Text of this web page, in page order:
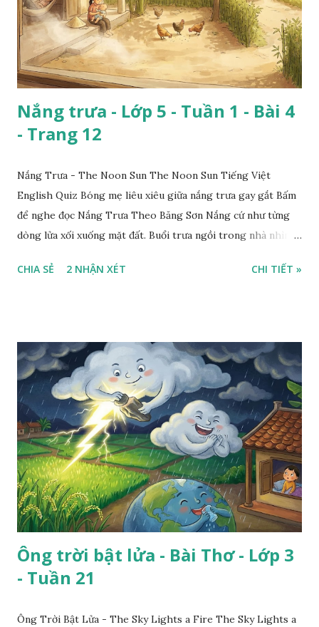
Nắng trưa - Lớp 5 - Tuần 1 - Bài 4
- Trang 12
Nắng Trưa - The Noon Sun The Noon Sun Tiếng Việt
English Quiz Bóng mẹ liêu xiêu giữa nắng trưa gay gắt Bấm
để nghe đọc Nắng Trưa Theo Băng Sơn Nắng cứ như từng
dòng lửa xối xuống mặt đất. Buổi trưa ngồi trong nhà nhìn
CHIA SẺ 2 NHẬN XÉT CHI TIẾT »
Ông trời bật lửa - Bài Thơ - Lớp 3
- Tuần 21
Ông Trời Bật Lửa - The Sky Lights a Fire The Sky Lights a